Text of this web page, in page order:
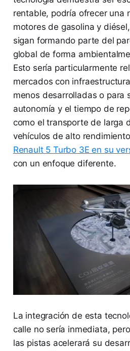
rentable, podría ofrecer una
motores de gasolina y
sigan formando parte del
global de forma
Esto sería particularmente
mercados con
menos desarrolladas o para
autonomía y el tiempo de
como el transporte de larga
vehículos de alto
Renault 5 Turbo 3E en su
con un enfoque diferente.
La integración de esta
calle no sería inmediata,
las pistas acelerará su